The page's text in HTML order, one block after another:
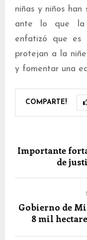
niñas y niños
ante lo que la
enfatizó que es
protejan a la
y fomentar una
COMPARTE!
Importante
de
Gobierno de
8 mil